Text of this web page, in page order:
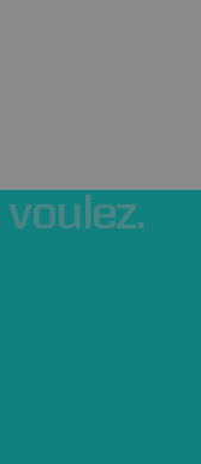
voulez.